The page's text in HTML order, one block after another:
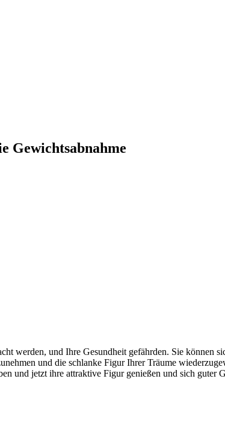
Gewichtsabnahme
werden, und Ihre Gesundheit gefährden. Sie
und die schlanke Figur Ihrer Träume
und jetzt ihre attraktive Figur genießen und sich guter